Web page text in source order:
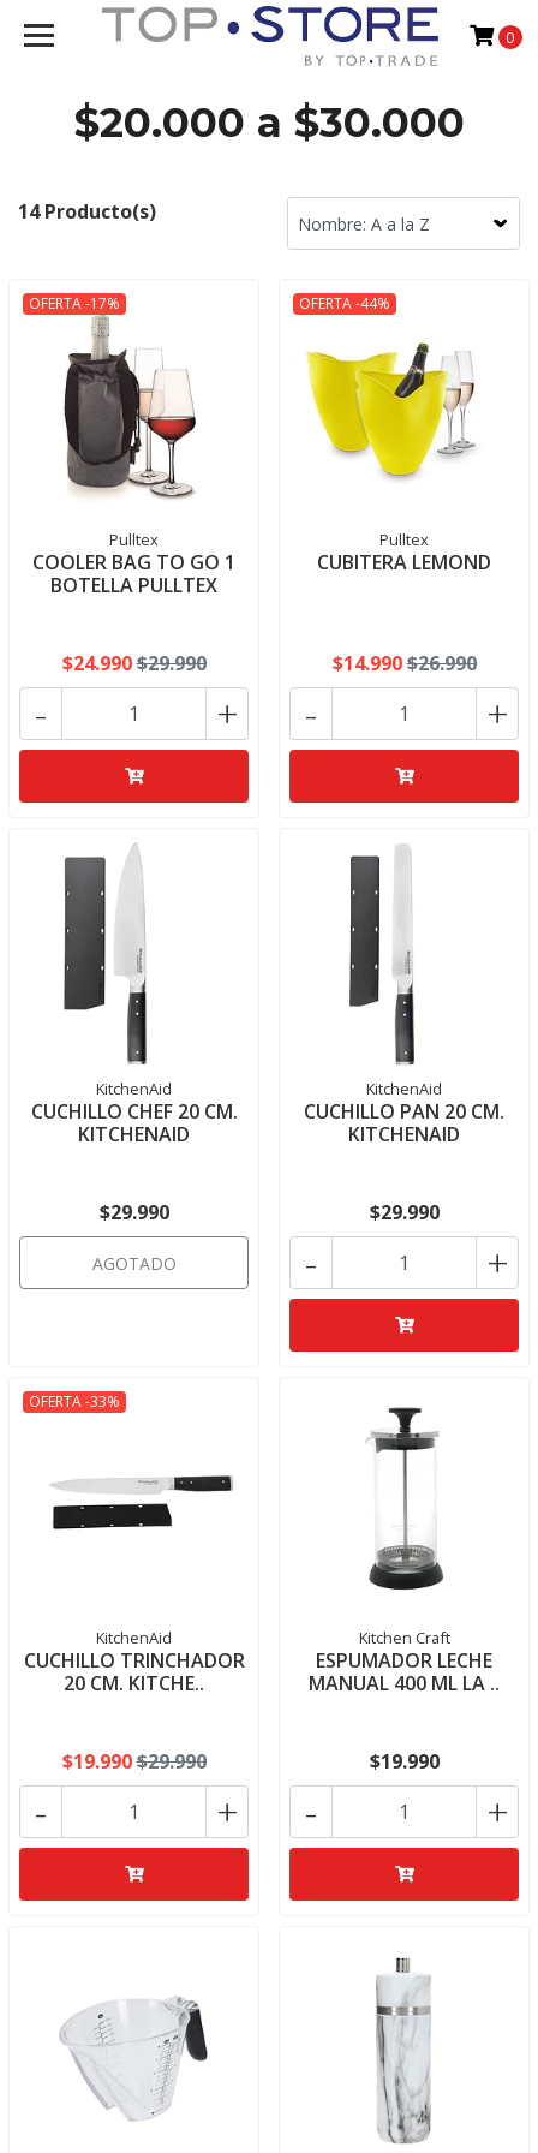
0
$20.000 a $30.000
14 Producto(s)
OFERTA -17%
Pulltex
COOLER BAG TO GO 1
BOTELLA PULLTEX
$24.990$29.990
+
-
OFERTA -44%
Pulltex
CUBITERA LEMOND
$14.990$26.990
+
-
KitchenAid
CUCHILLO CHEF 20 CM.
KITCHENAID
$29.990
AGOTADO
KitchenAid
CUCHILLO PAN 20 CM.
KITCHENAID
$29.990
+
-
OFERTA -33%
KitchenAid
CUCHILLO TRINCHADOR
20 CM. KITCHE..
$19.990$29.990
+
-
Kitchen Craft
ESPUMADOR LECHE
MANUAL 400 ML LA ..
$19.990
+
-